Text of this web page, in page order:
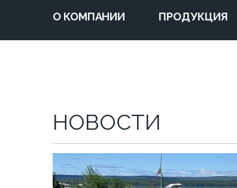
О КОМПАНИИ ПРОДУКЦИЯ
НОВОСТИ